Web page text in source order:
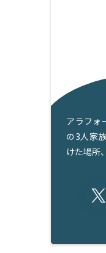
アラフォ
の3人家
けた場所